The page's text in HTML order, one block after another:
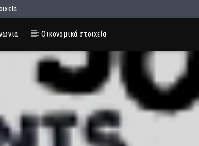
Οικονομικά στοιχεία